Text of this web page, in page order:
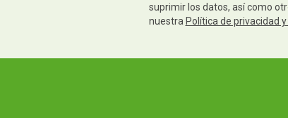
suprimir los datos, así como
nuestra Política de privacidad